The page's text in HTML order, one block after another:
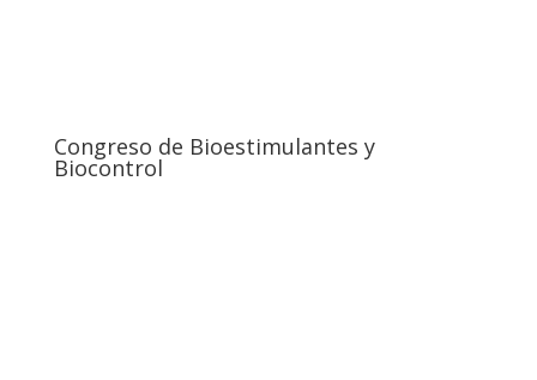
Congreso de Bioestimulantes y
Biocontrol